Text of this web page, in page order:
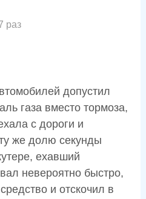
раз
допустил
газа вместо тормоза,
с дороги и
же долю секунды
ехавший
невероятно быстро,
и отскочил в